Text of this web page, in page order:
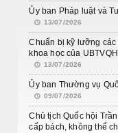
Ủy ban Pháp luật và
13/07/2026
Chuẩn bị kỹ lưỡng
khoa học của UBTVQH
13/07/2026
Ủy ban Thường vụ
09/07/2026
Chủ tịch Quốc hội
cấp bách, không thể